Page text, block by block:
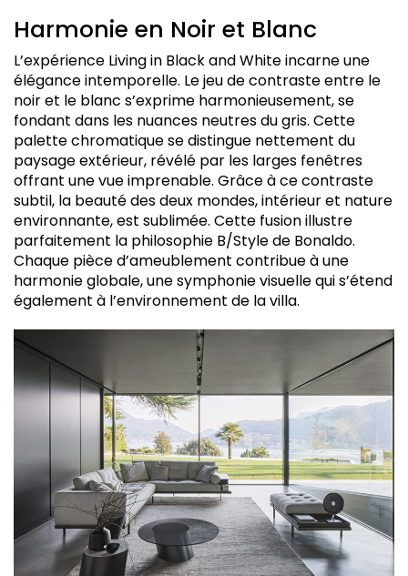
Harmonie en Noir et Blanc
L’expérience Living in Black and White incarne une
élégance intemporelle. Le jeu de contraste entre le
noir et le blanc s’exprime harmonieusement, se
fondant dans les nuances neutres du gris. Cette
palette chromatique se distingue nettement du
paysage extérieur, révélé par les larges fenêtres
offrant une vue imprenable. Grâce à ce contraste
subtil, la beauté des deux mondes, intérieur et nature
environnante, est sublimée. Cette fusion illustre
parfaitement la philosophie B/Style de Bonaldo.
Chaque pièce d’ameublement contribue à une
harmonie globale, une symphonie visuelle qui s’étend
également à l’environnement de la villa.